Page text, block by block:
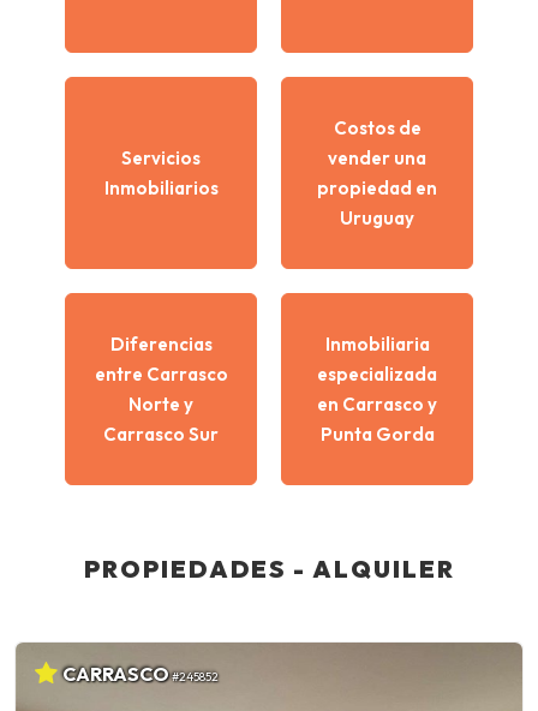
Servicios
Inmobiliarios
Costos de
vender una
propiedad en
Uruguay
Diferencias
entre Carrasco
Norte y
Carrasco Sur
Inmobiliaria
especializada
en Carrasco y
Punta Gorda
PROPIEDADES - ALQUILER
CARRASCO#245852